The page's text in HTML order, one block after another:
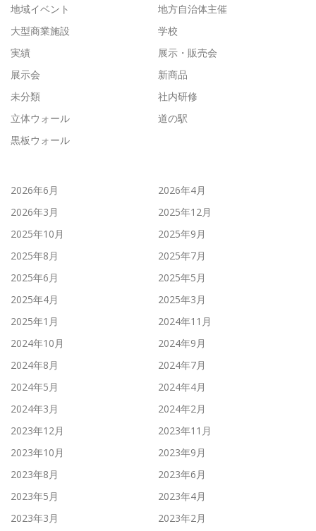
地域イベント
地方自治体主催
大型商業施設
学校
実績
展示・販売会
展示会
新商品
未分類
社内研修
立体ウォール
道の駅
黒板ウォール
2026年6月
2026年4月
2026年3月
2025年12月
2025年10月
2025年9月
2025年8月
2025年7月
2025年6月
2025年5月
2025年4月
2025年3月
2025年1月
2024年11月
2024年10月
2024年9月
2024年8月
2024年7月
2024年5月
2024年4月
2024年3月
2024年2月
2023年12月
2023年11月
2023年10月
2023年9月
2023年8月
2023年6月
2023年5月
2023年4月
2023年3月
2023年2月